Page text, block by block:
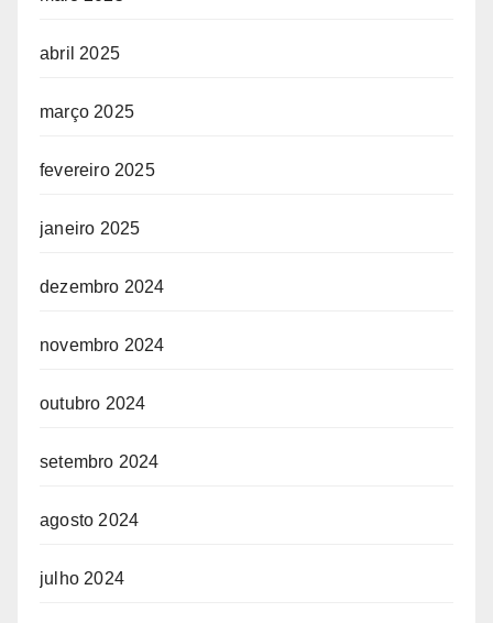
abril 2025
março 2025
fevereiro 2025
janeiro 2025
dezembro 2024
novembro 2024
outubro 2024
setembro 2024
agosto 2024
julho 2024